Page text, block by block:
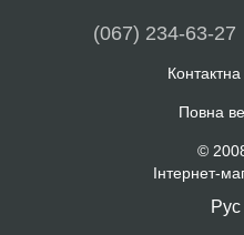
(067) 234-63-27
Повна
©
Інтернет-
Рус